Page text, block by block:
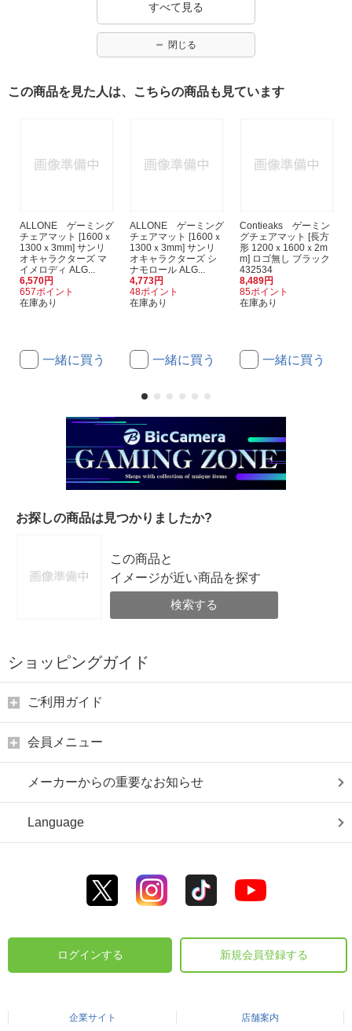
すべて見る
閉じる
この商品を見た人は、こちらの商品も見ています
ALLONE ゲーミング
チェアマット [1600ｘ
1300ｘ3mm] サンリ
オキャラクターズ マ
イメロディ ALG...
6,570円
657ポイント
在庫あり
一緒に買う
ALLONE ゲーミング
チェアマット [1600ｘ
1300ｘ3mm] サンリ
オキャラクターズ シ
ナモロール ALG...
4,773円
48ポイント
在庫あり
一緒に買う
Contieaks ゲーミン
グチェアマット [長方
形 1200ｘ1600ｘ2m
m] ロゴ無し ブラック
432534
8,489円
85ポイント
在庫あり
一緒に買う
お探しの商品は見つかりましたか?
この商品と
イメージが近い商品を探す
検索する
ショッピングガイド
ご利用ガイド
会員メニュー
メーカーからの重要なお知らせ
Language
ログインする 新規会員登録する
企業サイト 店舗案内